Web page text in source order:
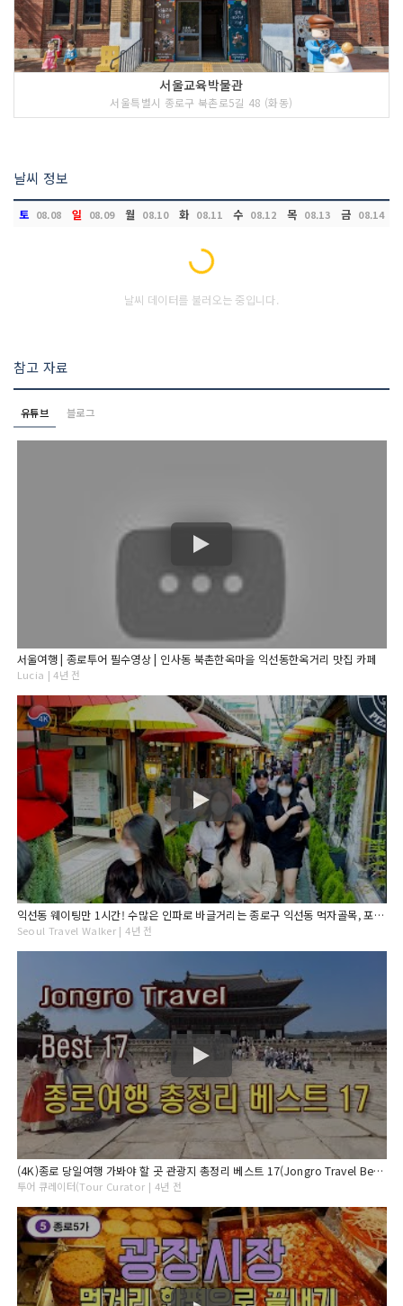
서울교육박물관
서울특별시 종로구 북촌로5길 48 (화동)
날씨 정보
토 08.08 일 08.09 월 08.10 화 08.11 수 08.12 목 08.13 금 08.14
Loading...
날씨 데이터를 불러오는 중입니다.
참고 자료
유튜브 블로그
서울여행 | 종로투어 필수영상 | 인사동 북촌한옥마을 익선동한옥거리 맛집 카페
Lucia | 4년 전
익선동 웨이팅만 1시간! 수많은 인파로 바글거리는 종로구 익선동 먹자골목, 포차 거리 휴일 오후 풍경, 서울 종로 여행, 4K Seoul Korea Walk.
Seoul Travel Walker | 4년 전
(4K)종로 당일여행 가봐야 할 곳 관광지 총정리 베스트 17(Jongro Travel Best 17)
투어 큐레이터(Tour Curator | 4년 전